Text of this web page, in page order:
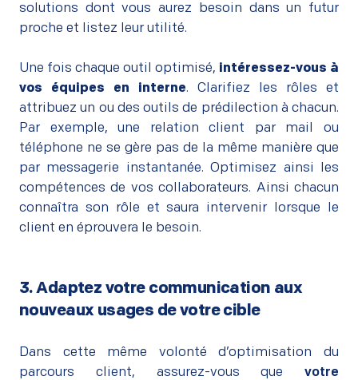
solutions dont vous aurez besoin dans un futur
proche et listez leur utilité.
Une fois chaque outil optimisé, intéressez-vous à
vos équipes en interne. Clarifiez les rôles et
attribuez un ou des outils de prédilection à chacun.
Par exemple, une relation client par mail ou
téléphone ne se gère pas de la même manière que
par messagerie instantanée. Optimisez ainsi les
compétences de vos collaborateurs. Ainsi chacun
connaîtra son rôle et saura intervenir lorsque le
client en éprouvera le besoin.
3. Adaptez votre communication aux
nouveaux usages de votre cible
Dans cette même volonté d’optimisation du
parcours client, assurez-vous que votre